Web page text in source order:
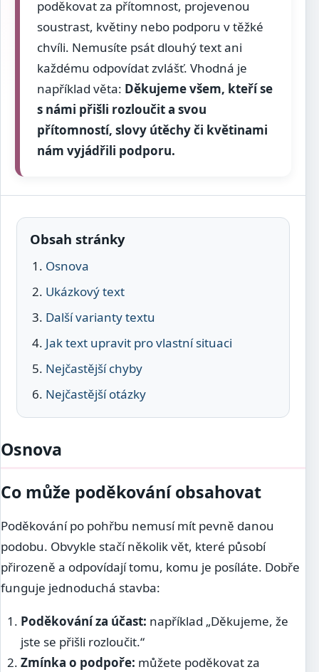
poděkovat za přítomnost, projevenou
soustrast, květiny nebo podporu v těžké
chvíli. Nemusíte psát dlouhý text ani
každému odpovídat zvlášť. Vhodná je
například věta: Děkujeme všem, kteří se
s námi přišli rozloučit a svou
přítomností, slovy útěchy či květinami
nám vyjádřili podporu.
Obsah stránky
Osnova
Ukázkový text
Další varianty textu
Jak text upravit pro vlastní situaci
Nejčastější chyby
Nejčastější otázky
Osnova
Co může poděkování obsahovat
Poděkování po pohřbu nemusí mít pevně danou
podobu. Obvykle stačí několik vět, které působí
přirozeně a odpovídají tomu, komu je posíláte. Dobře
funguje jednoduchá stavba:
Poděkování za účast: například „Děkujeme, že
jste se přišli rozloučit.“
Zmínka o podpoře: můžete poděkovat za